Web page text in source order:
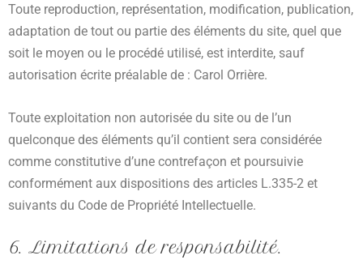
Toute reproduction, représentation, modification, publication,
adaptation de tout ou partie des éléments du site, quel que
soit le moyen ou le procédé utilisé, est interdite, sauf
autorisation écrite préalable de : Carol Orrière.
Toute exploitation non autorisée du site ou de l’un
quelconque des éléments qu’il contient sera considérée
comme constitutive d’une contrefaçon et poursuivie
conformément aux dispositions des articles L.335-2 et
suivants du Code de Propriété Intellectuelle.
6. Limitations de responsabilité.